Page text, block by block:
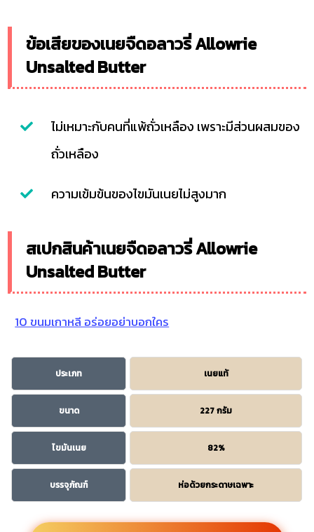
ข้อเสียของเนยจืดอลาวรี่ Allowrie
Unsalted Butter
ไม่เหมาะกับคนที่แพ้ถั่วเหลือง เพราะมีส่วนผสมของ
ถั่วเหลือง
ความเข้มข้นของไขมันเนยไม่สูงมาก
สเปกสินค้าเนยจืดอลาวรี่ Allowrie
Unsalted Butter
10 ขนมเกาหลี อร่อยอย่าบอกใคร
ประเภท เนยแท้
ขนาด 227 กรัม
ไขมันเนย 82%
บรรจุภัณฑ์ ห่อด้วยกระดาษเฉพาะ